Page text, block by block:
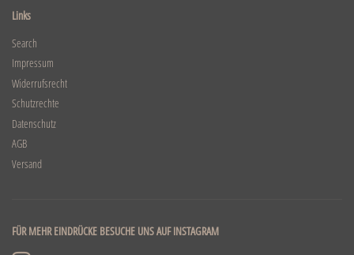
Links
Search
Impressum
Widerrufsrecht
Schutzrechte
Datenschutz
AGB
Versand
FÜR MEHR EINDRÜCKE BESUCHE UNS AUF INSTAGRAM